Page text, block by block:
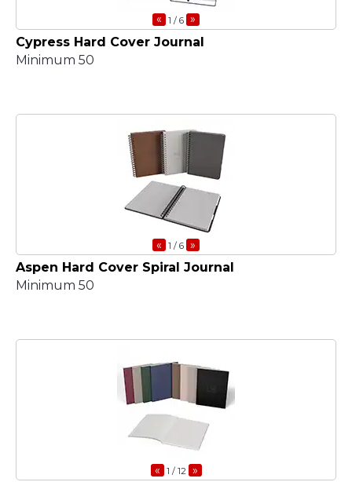
« 1 / 6 »
Cypress Hard Cover Journal
Minimum 50
« 1 / 6 »
Aspen Hard Cover Spiral Journal
Minimum 50
« 1 / 12 »